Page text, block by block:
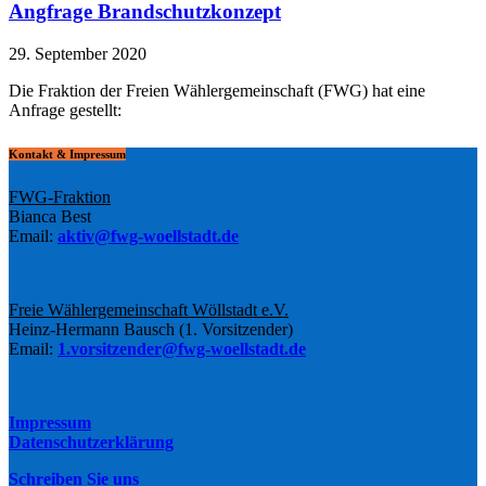
Angfrage Brandschutzkonzept
29. September 2020
Die Fraktion der Freien Wählergemeinschaft (FWG) hat eine
Anfrage gestellt:
Kontakt & Impressum
FWG-Fraktion
Bianca Best
Email: aktiv@fwg-woellstadt.de
Freie Wählergemeinschaft Wöllstadt e.V.
Heinz-Hermann Bausch (1. Vorsitzender)
Email: 1.vorsitzender@fwg-woellstadt.de
Impressum
Datenschutzerklärung
Schreiben Sie uns